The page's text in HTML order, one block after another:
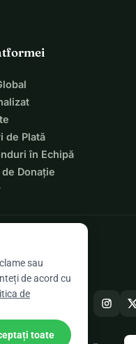
de Plată
în Echipă
Donație
sau
de acord cu
de
toate